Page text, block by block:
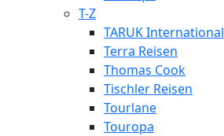
T-Z
TARUK International
Terra Reisen
Thomas Cook
Tischler Reisen
Tourlane
Touropa